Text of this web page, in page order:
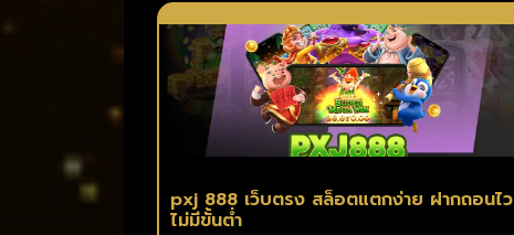
pxj 888 เว็บตรง สล็อตแตกง่าย ฝากถอนไว
ไม่มีขั้นต่ำ